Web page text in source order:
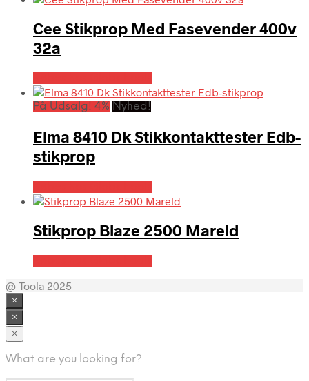
Cee Stikprop Med Fasevender 400v
32a
På Udsalg! 4% Nyhed!
Elma 8410 Dk Stikkontakttester Edb-
stikprop
Stikprop Blaze 2500 Mareld
@ Toola 2025
×
×
×
What are you looking for?